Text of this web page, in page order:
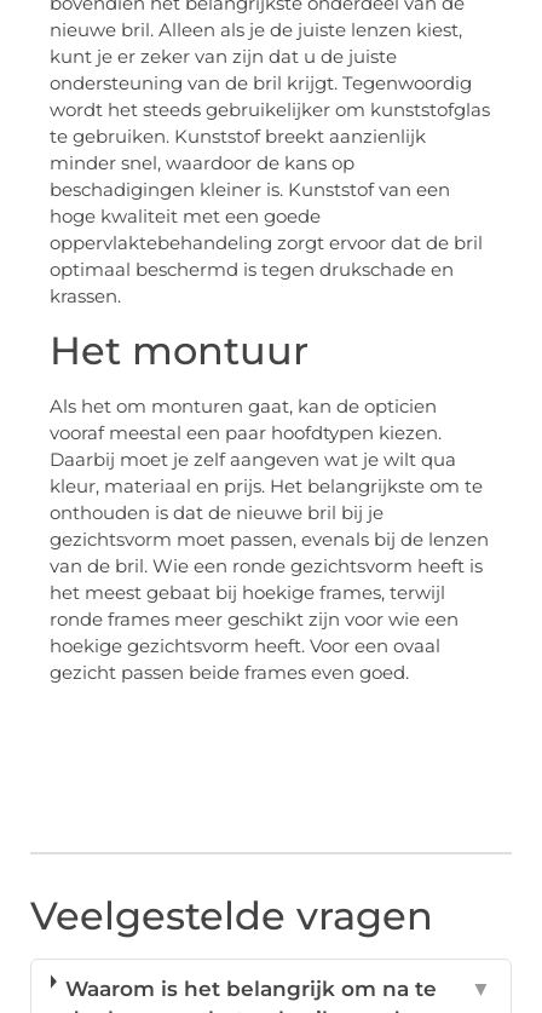
nieuwe bril. Alleen als je de juiste lenzen kiest,
kunt je er zeker van zijn dat u de juiste
ondersteuning van de bril krijgt. Tegenwoordig
wordt het steeds gebruikelijker om kunststofglas
te gebruiken. Kunststof breekt aanzienlijk
minder snel, waardoor de kans op
beschadigingen kleiner is. Kunststof van een
hoge kwaliteit met een goede
oppervlaktebehandeling zorgt ervoor dat de bril
optimaal beschermd is tegen drukschade en
krassen.
Het montuur
Als het om monturen gaat, kan de opticien
vooraf meestal een paar hoofdtypen kiezen.
Daarbij moet je zelf aangeven wat je wilt qua
kleur, materiaal en prijs. Het belangrijkste om te
onthouden is dat de nieuwe bril bij je
gezichtsvorm moet passen, evenals bij de lenzen
van de bril. Wie een ronde gezichtsvorm heeft is
het meest gebaat bij hoekige frames, terwijl
ronde frames meer geschikt zijn voor wie een
hoekige gezichtsvorm heeft. Voor een ovaal
gezicht passen beide frames even goed.
Veelgestelde vragen
Waarom is het belangrijk om na te
▼